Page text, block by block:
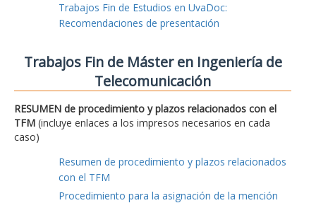
Trabajos Fin de Estudios en UvaDoc:
Recomendaciones de presentación
Trabajos Fin de Máster en Ingeniería de
Telecomunicación
RESUMEN de procedimiento y plazos relacionados con el
TFM (incluye enlaces a los impresos necesarios en cada
caso)
Resumen de procedimiento y plazos relacionados
con el TFM
Procedimiento para la asignación de la mención